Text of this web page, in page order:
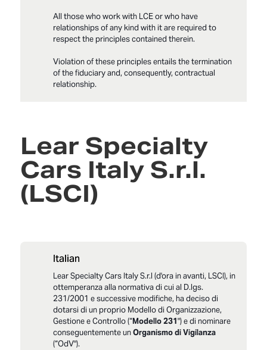
All those who work with LCE or who have
relationships of any kind with it are required to
respect the principles contained therein.
Violation of these principles entails the termination
of the fiduciary and, consequently, contractual
relationship.
LCE_All_1Parte_Generale_Reati_Crime List_ en
LCE_Modello 231_Codice Etico_2025 en-US
Lear Specialty
Cars Italy S.r.l.
(LSCI)
Italian
Lear Specialty Cars Italy S.r.l (d'ora in avanti, LSCI), in
ottemperanza alla normativa di cui al D.lgs.
231/2001 e successive modifiche, ha deciso di
dotarsi di un proprio Modello di Organizzazione,
Gestione e Controllo (“Modello 231") e di nominare
conseguentemente unOrganismo di Vigilanza
(“OdV").